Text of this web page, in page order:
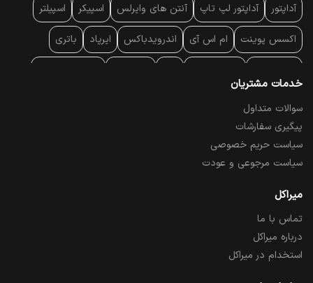
آداپتور آداپتور لپ تاپ آنتن‌ های وایرلس اسپیکر اسپیلتر
اکسس پوینت ام اس آی اندرویدباکس ایرپاد باتری
پایه سقفی
پرده نمایش
تبلت و موبایل تجهیزات پسیو شبکه
تلویزیون
درایو نوری
دستگاه ضبط تصاویر
خدمات مشتریان
سوالات متداول
پیگیری سفارشات
سیاست حریم خصوصی
سیاست مرجوعی و عودت
میراکل
تماس با ما
درباره میراکل
استخدام در میراکل